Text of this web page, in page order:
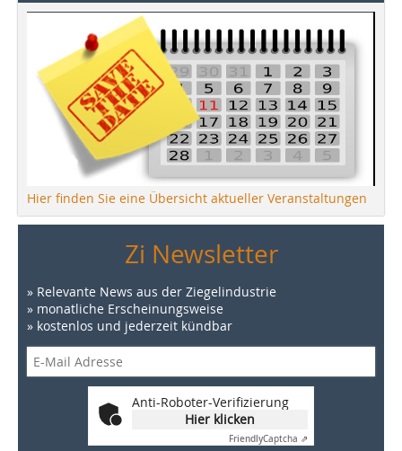
Hier finden Sie eine Übersicht aktueller Veranstaltungen
Zi Newsletter
» Relevante News aus der Ziegelindustrie
» monatliche Erscheinungsweise
» kostenlos und jederzeit kündbar
Anti-Roboter-Verifizierung
Hier klicken
FriendlyCaptcha ⇗